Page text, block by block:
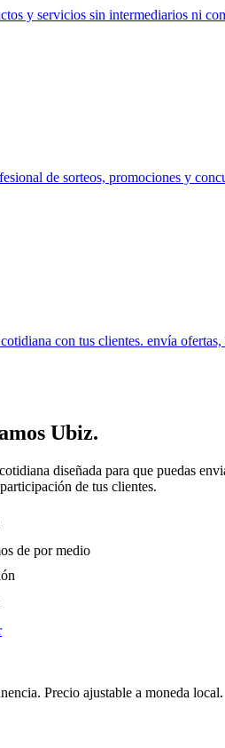
y servicios sin intermediarios ni
de sorteos, promociones y
con tus clientes. envía
Ubiz.
diseñada para que puedas
de tus clientes.
de por medio
Precio ajustable a moneda local.